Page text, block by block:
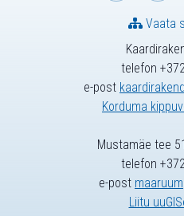
telefon
e-post
Korduma
Vaata
Mustamäe tee
telefon
e-post
Liitu